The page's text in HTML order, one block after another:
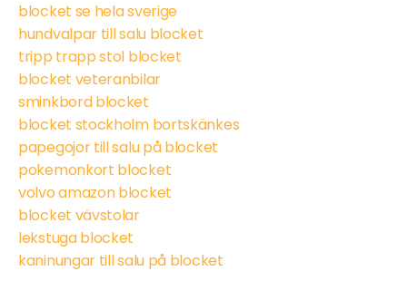
blocket se hela sverige
hundvalpar till salu blocket
tripp trapp stol blocket
blocket veteranbilar
sminkbord blocket
blocket stockholm bortskänkes
papegojor till salu på blocket
pokemonkort blocket
volvo amazon blocket
blocket vävstolar
lekstuga blocket
kaninungar till salu på blocket